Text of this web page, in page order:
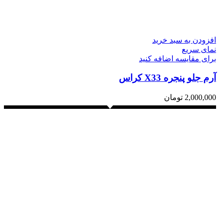
افزودن به سبد خرید
نمای سریع
برای مقایسه اضافه کنید
آرم جلو پنجره X33 کراس
2,000,000 تومان